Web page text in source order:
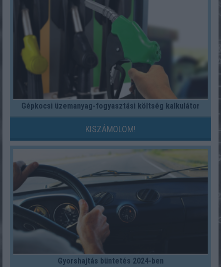
Gépkocsi üzemanyag-fogyasztási költség kalkulátor
KISZÁMOLOM!
Gyorshajtás büntetés 2024-ben